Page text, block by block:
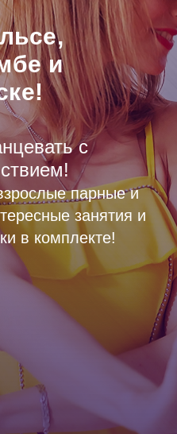
и
с
парные и
занятия и
в комплекте!